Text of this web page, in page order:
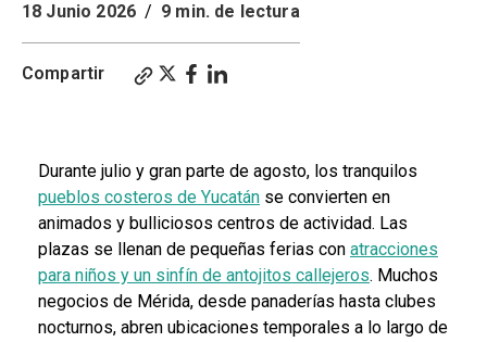
18 Junio 2026 / 9 min. de lectura
Compartir
Durante julio y gran parte de agosto, los tranquilos
pueblos costeros de Yucatán se convierten en
animados y bulliciosos centros de actividad. Las
plazas se llenan de pequeñas ferias con atracciones
para niños y un sinfín de antojitos callejeros. Muchos
negocios de Mérida, desde panaderías hasta clubes
nocturnos, abren ubicaciones temporales a lo largo de